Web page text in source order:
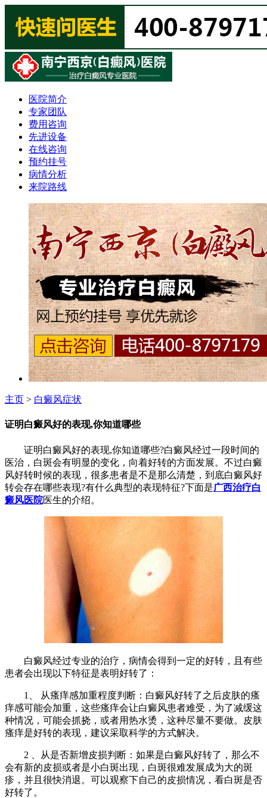
医院简介
专家团队
费用咨询
先进设备
在线咨询
预约挂号
病情分析
来院路线
主页 > 白癜风症状
证明白癜风好的表现,你知道哪些
证明白癜风好的表现,你知道哪些?白癜风经过一段时间的
医治，白斑会有明显的变化，向着好转的方面发展。不过白癜
风好转时候的表现，很多患者是不是那么清楚，到底白癜风好
转会存在哪些表现?有什么典型的表现特征?下面是广西治疗白
癜风医院医生的介绍。
白癜风经过专业的治疗，病情会得到一定的好转，且有些
患者会出现以下特征是表明好转了：
1、 从瘙痒感加重程度判断：白癜风好转了之后皮肤的瘙
痒感可能会加重，这些瘙痒会让白癜风患者难受，为了减缓这
种情况，可能会抓挠，或者用热水烫，这种尽量不要做。皮肤
瘙痒是好转的表现，建议采取科学的方式解决。
2 、从是否新增皮损判断：如果是白癜风好转了，那么不
会有新的皮损或者是小白斑出现，白斑很难发展成为大的斑
疹，并且很快消退。可以观察下自己的皮损情况，看白斑是否
好转了。